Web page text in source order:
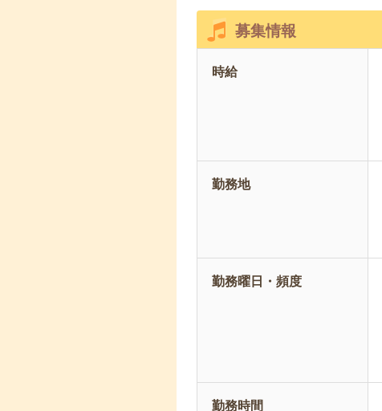
募集情報
時給
勤務地
勤務曜日・頻度
勤務時間